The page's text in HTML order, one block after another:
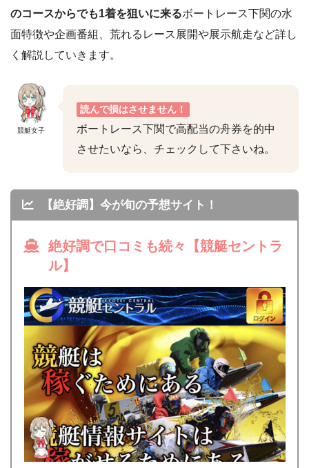
のコースからでも1着を狙いに来るボートレース下関の水
面特徴や企画番組、荒れるレース展開や展示航走など詳し
く解説していきます。
競艇女子
読んで損はさせません！
ボートレース下関で高配当の舟券を的中
させたいなら、チェックして下さいね。
【絶好調】今が旬の予想サイト！
絶好調で口コミも続々【競艇セントラ
ル】